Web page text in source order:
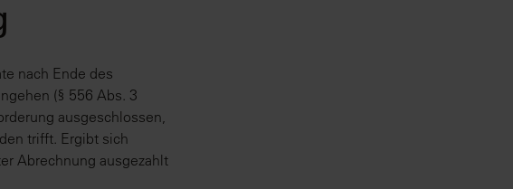
nach Ende des
(§ 556 Abs. 3
ausgeschlossen,
trifft. Ergibt sich
Abrechnung ausgezahlt